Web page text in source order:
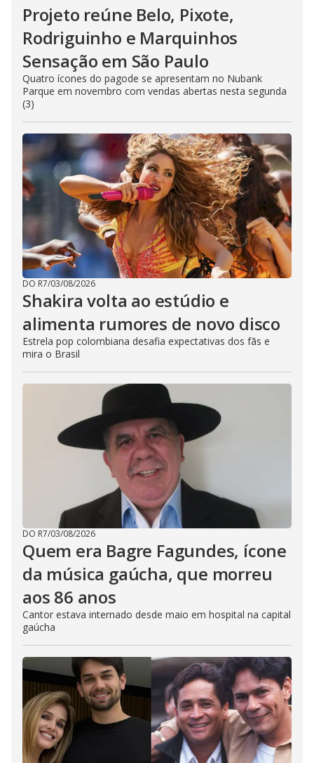
Projeto reúne Belo, Pixote,
Rodriguinho e Marquinhos
Sensação em São Paulo
Quatro ícones do pagode se apresentam no Nubank
Parque em novembro com vendas abertas nesta segunda
(3)
DO R7/03/08/2026
Shakira volta ao estúdio e
alimenta rumores de novo disco
Estrela pop colombiana desafia expectativas dos fãs e
mira o Brasil
DO R7/03/08/2026
Quem era Bagre Fagundes, ícone
da música gaúcha, que morreu
aos 86 anos
Cantor estava internado desde maio em hospital na capital
gaúcha